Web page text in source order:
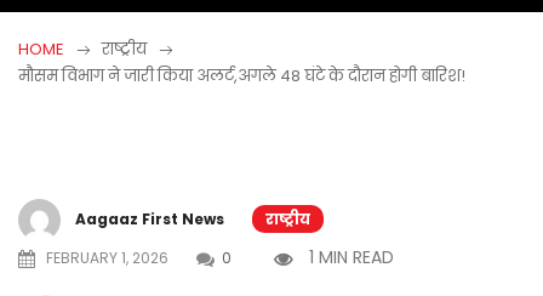
HOME
राष्ट्रीय
मौसम विभाग ने जारी किया अलर्ट,अगले 48 घंटे के दौरान होगी बारिश!
Aagaaz First News
राष्ट्रीय
FEBRUARY 1, 2026
0 1 MIN READ